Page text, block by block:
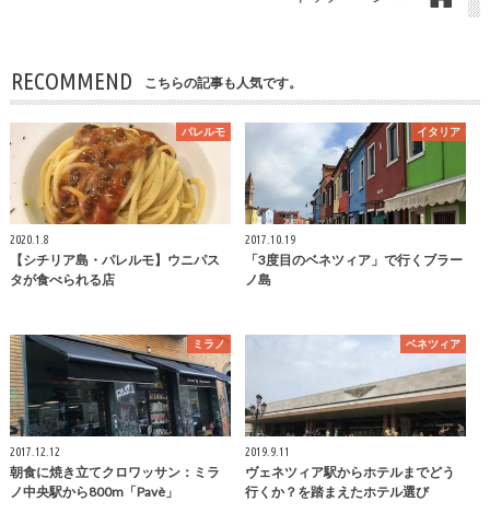
RECOMMEND こちらの記事も人気です。
パレルモ
2020.1.8
【シチリア島・パレルモ】ウニパス
タが食べられる店
イタリア
2017.10.19
「3度目のベネツィア」で行くブラー
ノ島
ミラノ
2017.12.12
朝食に焼き立てクロワッサン：ミラ
ノ中央駅から800m「Pavè」
ベネツィア
2019.9.11
ヴェネツィア駅からホテルまでどう
行くか？を踏まえたホテル選び